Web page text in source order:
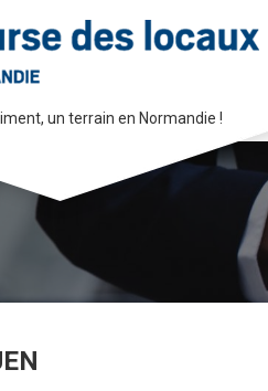
un terrain en Normandie !